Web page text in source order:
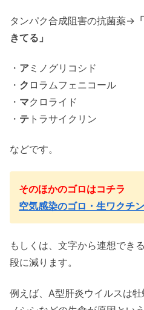
タンパク合成阻害の抗菌薬→
きてる」
・ ア ミノグリコシド
・ ク ロラムフェニコール
・ マクロライド
・ テ トラサイクリン
などです。
そのほかのゴロはコチラ
空気感染のゴロ・生ワクチ
もしくは、文字から連想でき
段に減ります。
例えば、A型肝炎ウイルスは